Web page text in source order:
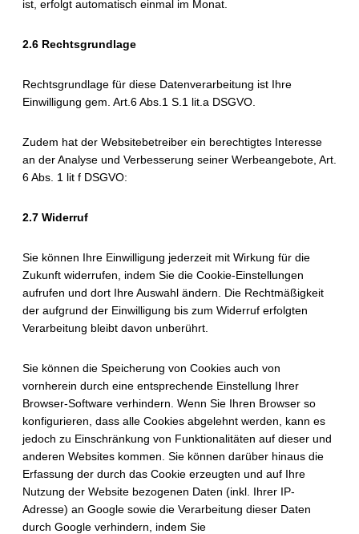
ist, erfolgt automatisch einmal im Monat.
2.6 Rechtsgrundlage
Rechtsgrundlage für diese Datenverarbeitung ist Ihre
Einwilligung gem. Art.6 Abs.1 S.1 lit.a DSGVO.
Zudem hat der Websitebetreiber ein berechtigtes Interesse
an der Analyse und Verbesserung seiner Werbeangebote, Art.
6 Abs. 1 lit f DSGVO:
2.7 Widerruf
Sie können Ihre Einwilligung jederzeit mit Wirkung für die
Zukunft widerrufen, indem Sie die Cookie-Einstellungen
aufrufen und dort Ihre Auswahl ändern. Die Rechtmäßigkeit
der aufgrund der Einwilligung bis zum Widerruf erfolgten
Verarbeitung bleibt davon unberührt.
Sie können die Speicherung von Cookies auch von
vornherein durch eine entsprechende Einstellung Ihrer
Browser-Software verhindern. Wenn Sie Ihren Browser so
konfigurieren, dass alle Cookies abgelehnt werden, kann es
jedoch zu Einschränkung von Funktionalitäten auf dieser und
anderen Websites kommen. Sie können darüber hinaus die
Erfassung der durch das Cookie erzeugten und auf Ihre
Nutzung der Website bezogenen Daten (inkl. Ihrer IP-
Adresse) an Google sowie die Verarbeitung dieser Daten
durch Google verhindern, indem Sie